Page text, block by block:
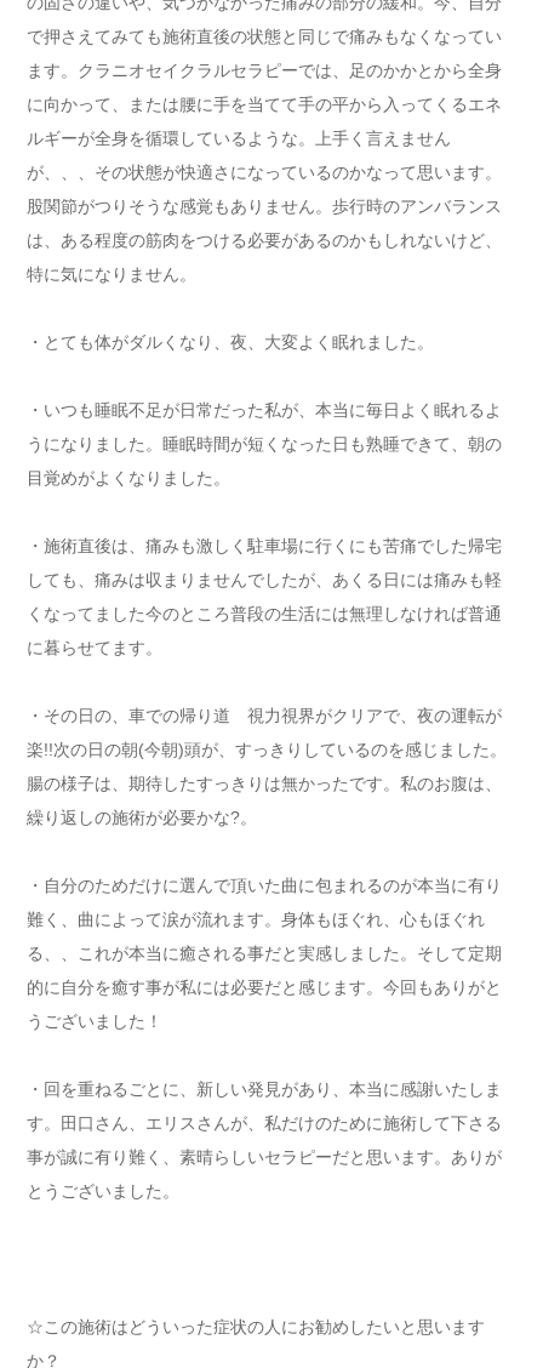
で押さえてみても施術直後の状態と同じで痛みもなくなってい
ます。クラニオセイクラルセラピーでは、足のかかとから全身
に向かって、または腰に手を当てて手の平から入ってくるエネ
ルギーが全身を循環しているような。上手く言えません
が、、、その状態が快適さになっているのかなって思います。
股関節がつりそうな感覚もありません。歩行時のアンバランス
は、ある程度の筋肉をつける必要があるのかもしれないけど、
特に気になりません。
・とても体がダルくなり、夜、大変よく眠れました。
・いつも睡眠不足が日常だった私が、本当に毎日よく眠れるよ
うになりました。睡眠時間が短くなった日も熟睡できて、朝の
目覚めがよくなりました。
・施術直後は、痛みも激しく駐車場に行くにも苦痛でした帰宅
しても、痛みは収まりませんでしたが、あくる日には痛みも軽
くなってました今のところ普段の生活には無理しなければ普通
に暮らせてます。
・その日の、車での帰り道 視力視界がクリアで、夜の運転が
楽!!次の日の朝(今朝)頭が、すっきりしているのを感じました。
腸の様子は、期待したすっきりは無かったです。私のお腹は、
繰り返しの施術が必要かな?。
・自分のためだけに選んで頂いた曲に包まれるのが本当に有り
難く、曲によって涙が流れます。身体もほぐれ、心もほぐれ
る、、これが本当に癒される事だと実感しました。そして定期
的に自分を癒す事が私には必要だと感じます。今回もありがと
うございました！
・回を重ねるごとに、新しい発見があり、本当に感謝いたしま
す。田口さん、エリスさんが、私だけのために施術して下さる
事が誠に有り難く、素晴らしいセラピーだと思います。ありが
とうございました。
☆この施術はどういった症状の人にお勧めしたいと思います
か？